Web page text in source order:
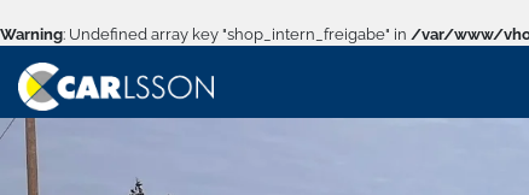
Warning: Undefined array key "shop_intern_freigabe" in /var/www/